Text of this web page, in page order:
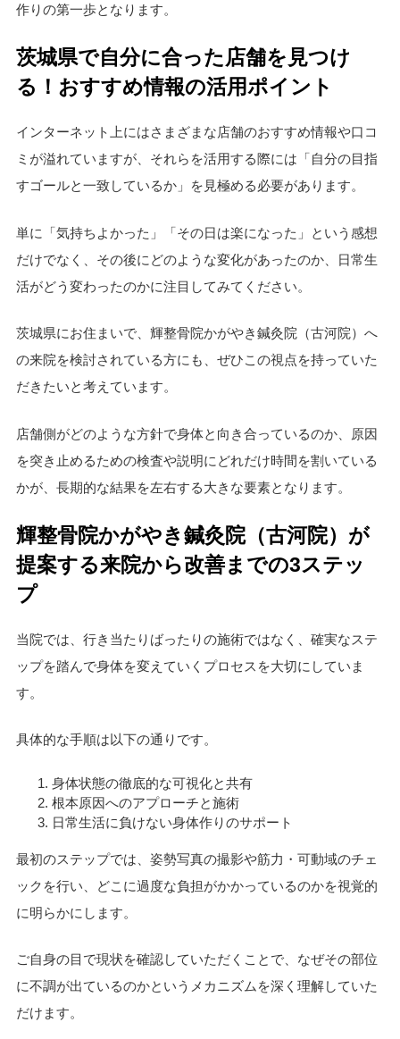
作りの第一歩となります。
茨城県で自分に合った店舗を見つけ
る！おすすめ情報の活用ポイント
インターネット上にはさまざまな店舗のおすすめ情報や口コ
ミが溢れていますが、それらを活用する際には「自分の目指
すゴールと一致しているか」を見極める必要があります。
単に「気持ちよかった」「その日は楽になった」という感想
だけでなく、その後にどのような変化があったのか、日常生
活がどう変わったのかに注目してみてください。
茨城県にお住まいで、輝整骨院かがやき鍼灸院（古河院）へ
の来院を検討されている方にも、ぜひこの視点を持っていた
だきたいと考えています。
店舗側がどのような方針で身体と向き合っているのか、原因
を突き止めるための検査や説明にどれだけ時間を割いている
かが、長期的な結果を左右する大きな要素となります。
輝整骨院かがやき鍼灸院（古河院）が
提案する来院から改善までの3ステッ
プ
当院では、行き当たりばったりの施術ではなく、確実なステ
ップを踏んで身体を変えていくプロセスを大切にしていま
す。
具体的な手順は以下の通りです。
身体状態の徹底的な可視化と共有
根本原因へのアプローチと施術
日常生活に負けない身体作りのサポート
最初のステップでは、姿勢写真の撮影や筋力・可動域のチェ
ックを行い、どこに過度な負担がかかっているのかを視覚的
に明らかにします。
ご自身の目で現状を確認していただくことで、なぜその部位
に不調が出ているのかというメカニズムを深く理解していた
だけます。